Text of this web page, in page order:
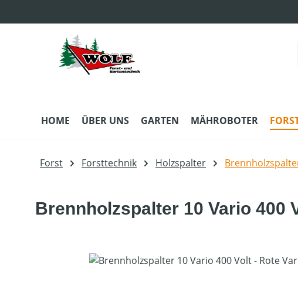
HOME ÜBER UNS GARTEN MÄHROBOTER
Forst Forsttechnik Holzspalter
Brennholzspalter 10 Vario 400
Bildergalerie überspringen